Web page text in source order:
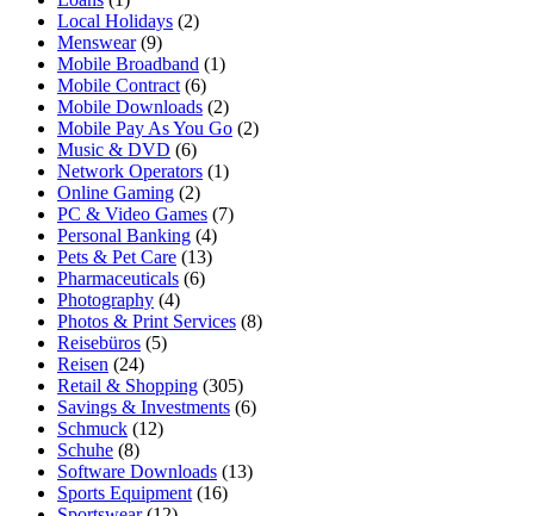
Local Holidays (2)
Menswear(9)
Mobile Broadband (1)
Mobile Contract (6)
Mobile Downloads (2)
Mobile Pay As You Go (2)
Music & DVD (6)
Network Operators (1)
Online Gaming (2)
PC & Video Games (7)
Personal Banking (4)
Pets & Pet Care (13)
Pharmaceuticals (6)
Photography (4)
Photos & Print Services (8)
Reisebüros (5)
Reisen (24)
Retail & Shopping (305)
Savings & Investments (6)
Schmuck (12)
Schuhe (8)
Software Downloads (13)
Sports Equipment (16)